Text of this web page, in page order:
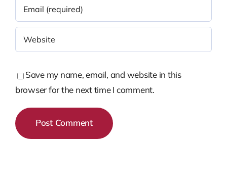
Save my name, email, and website in this
browser for the next time I comment.